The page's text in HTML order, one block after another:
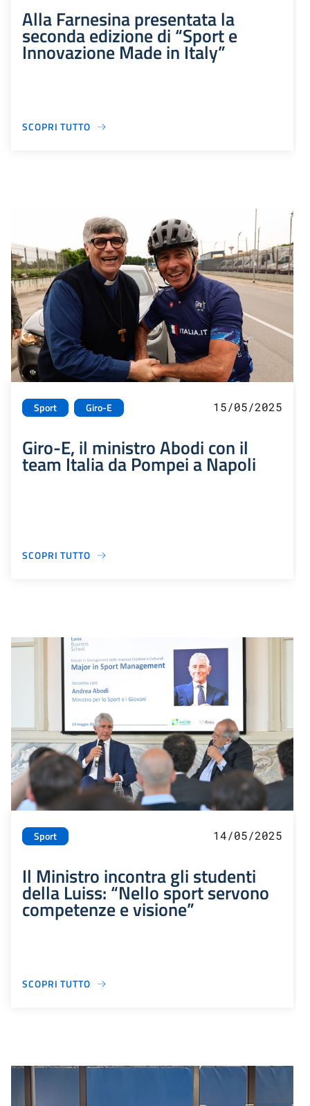
Alla Farnesina presentata la
seconda edizione di “Sport e
Innovazione Made in Italy”
SCOPRI TUTTO
Sport Giro-E 15/05/2025
Giro-E, il ministro Abodi con il
team Italia da Pompei a Napoli
SCOPRI TUTTO
Sport 14/05/2025
Il Ministro incontra gli studenti
della Luiss: “Nello sport servono
competenze e visione”
SCOPRI TUTTO